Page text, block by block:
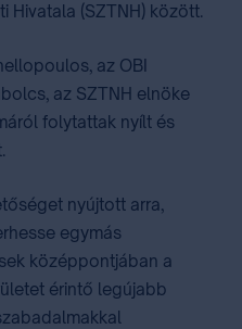
Hivatala (SZTNH) között.
az OBI
az SZTNH elnöke
folytattak nyílt és
nyújtott arra,
egymás
középpontjában a
érintő legújabb